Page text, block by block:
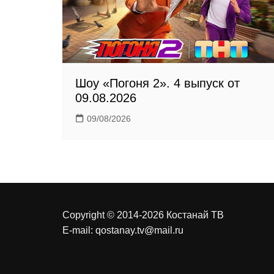
k
i
Шоу «Погоня 2». 4 выпуск от
09.08.2026
09/08/2026
Copyright © 2014-2026 Костанай ТВ
E-mail: qostanay.tv@mail.ru